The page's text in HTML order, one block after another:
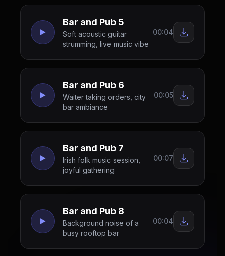
Bar and Pub 5
Soft acoustic guitar
strumming, live music vibe
00:04
Bar and Pub 6
Waiter taking orders, city
bar ambiance
00:05
Bar and Pub 7
Irish folk music session,
joyful gathering
00:07
Bar and Pub 8
Background noise of a
busy rooftop bar
00:04